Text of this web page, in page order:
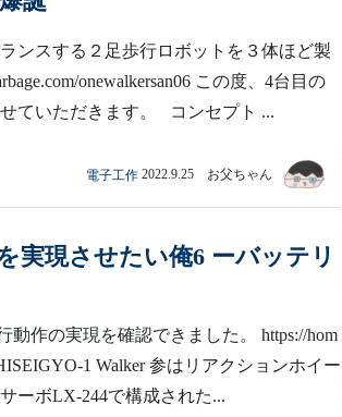
ンスする２足歩行ロボットを３体ほど製
onewalkersan06 この度、4台目の
ていただきます。 コンセプト ...
電子工作 2022.9.25 お父ちゃん
実現させたい俺6 ーバッテリ
動作の実現を確認できました。 https://hom
1 Walker 参はリアクションホイー
ーボLX-244で構成された...